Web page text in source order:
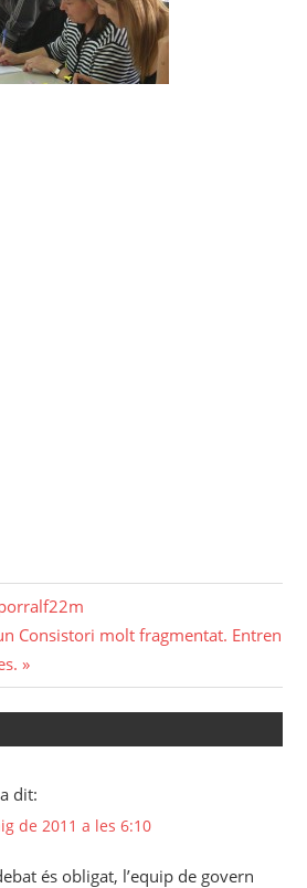
Consistori molt fragmentat. Entren
dit:
de 2011 a les 6:10
és obligat, l’equip de govern